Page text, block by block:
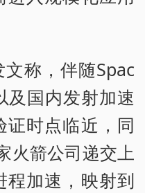
称，伴随Spac
及国内发射加速
时点临近，同
火箭公司递交上
程加速，映射到